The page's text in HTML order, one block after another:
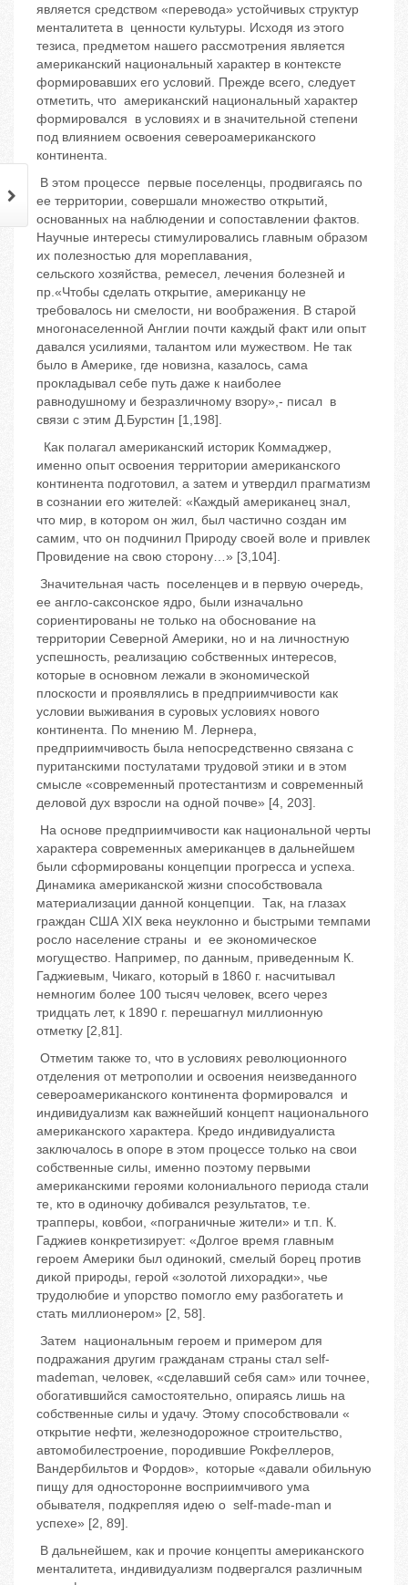
является средством «перевода» устойчивых структур
менталитета в ценности культуры. Исходя из этого
тезиса, предметом нашего рассмотрения является
американский национальный характер в контексте
формировавших его условий. Прежде всего, следует
отметить, что американский национальный характер
формировался в условиях и в значительной степени
под влиянием освоения североамериканского
континента.
В этом процессе первые поселенцы, продвигаясь по
ее территории, совершали множество открытий,
основанных на наблюдении и сопоставлении фактов.
Научные интересы стимулировались главным образом
их полезностью для мореплавания,
сельского хозяйства, ремесел, лечения болезней и
пр.«Чтобы сделать открытие, американцу не
требовалось ни смелости, ни воображения. В старой
многонаселенной Англии почти каждый факт или опыт
давался усилиями, талантом или мужеством. Не так
было в Америке, где новизна, казалось, сама
прокладывал себе путь даже к наиболее
равнодушному и безразличному взору»,- писал в
связи с этим Д.Бурстин [1,198].
Как полагал американский историк Коммаджер,
именно опыт освоения территории американского
континента подготовил, а затем и утвердил прагматизм
в сознании его жителей: «Каждый американец знал,
что мир, в котором он жил, был частично создан им
самим, что он подчинил Природу своей воле и привлек
Провидение на свою сторону…» [3,104].
Значительная часть поселенцев и в первую очередь,
ее англо-саксонское ядро, были изначально
сориентированы не только на обоснование на
территории Северной Америки, но и на личностную
успешность, реализацию собственных интересов,
которые в основном лежали в экономической
плоскости и проявлялись в предприимчивости как
условии выживания в суровых условиях нового
континента. По мнению М. Лернера,
предприимчивость была непосредственно связана с
пуританскими постулатами трудовой этики и в этом
смысле «современный протестантизм и современный
деловой дух взросли на одной почве» [4, 203].
На основе предприимчивости как национальной черты
характера современных американцев в дальнейшем
были сформированы концепции прогресса и успеха.
Динамика американской жизни способствовала
материализации данной концепции. Так, на глазах
граждан США XIX века неуклонно и быстрыми темпами
росло население страны и ее экономическое
могущество. Например, по данным, приведенным К.
Гаджиевым, Чикаго, который в 1860 г. насчитывал
немногим более 100 тысяч человек, всего через
тридцать лет, к 1890 г. перешагнул миллионную
отметку [2,81].
Отметим также то, что в условиях революционного
отделения от метрополии и освоения неизведанного
североамериканского континента формировался и
индивидуализм как важнейший концепт национального
американского характера. Кредо индивидуалиста
заключалось в опоре в этом процессе только на свои
собственные силы, именно поэтому первыми
американскими героями колониального периода стали
те, кто в одиночку добивался результатов, т.е.
трапперы, ковбои, «пограничные жители» и т.п. К.
Гаджиев конкретизирует: «Долгое время главным
героем Америки был одинокий, смелый борец против
дикой природы, герой «золотой лихорадки», чье
трудолюбие и упорство помогло ему разбогатеть и
стать миллионером» [2, 58].
Затем национальным героем и примером для
подражания другим гражданам страны стал self-
mademan, человек, «сделавший себя сам» или точнее,
обогатившийся самостоятельно, опираясь лишь на
собственные силы и удачу. Этому способствовали «
открытие нефти, железнодорожное строительство,
автомобилестроение, породившие Рокфеллеров,
Вандербильтов и Фордов», которые «давали обильную
пищу для односторонне восприимчивого ума
обывателя, подкрепляя идею о self-made-man и
успехе» [2, 89].
В дальнейшем, как и прочие концепты американского
менталитета, индивидуализм подвергался различным